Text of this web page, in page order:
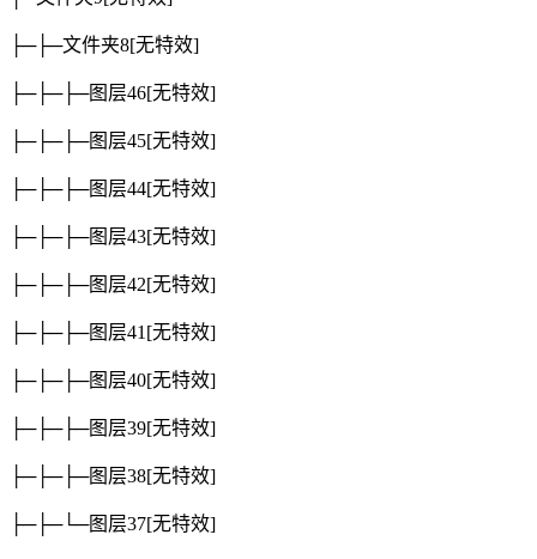
├─├─文件夹8[无特效]
├─├─├─图层46[无特效]
├─├─├─图层45[无特效]
├─├─├─图层44[无特效]
├─├─├─图层43[无特效]
├─├─├─图层42[无特效]
├─├─├─图层41 [无特效]
├─├─├─图层40[无特效]
├─├─├─图层39[无特效]
├─├─├─图层38[无特效]
├─├─└─图层37[无特效]